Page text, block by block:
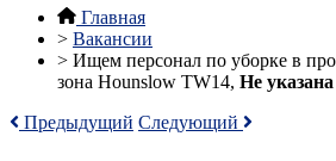
Главная
> Вакансии
> Ищем персонал по уборке в
зона Hounslow TW14, Не указана
Предыдущий Следующий